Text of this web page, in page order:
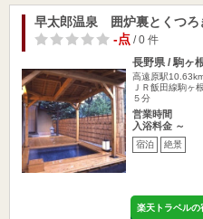
早太郎温泉 囲炉裏とくつ
-点/ 0 件
長野県 / 駒ヶ
高遠原駅
ＪＲ飯田線駒ヶ
５分
営業時間
入浴料金 ～
宿泊 絶景
楽天トラベルの